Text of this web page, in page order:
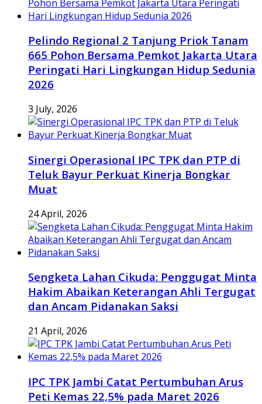
Pelindo Regional 2 Tanjung Priok Tanam
665 Pohon Bersama Pemkot Jakarta Utara
Peringati Hari Lingkungan Hidup Sedunia
2026
3 July, 2026
Sinergi Operasional IPC TPK dan PTP di
Teluk Bayur Perkuat Kinerja Bongkar
Muat
24 April, 2026
Sengketa Lahan Cikuda: Penggugat Minta
Hakim Abaikan Keterangan Ahli Tergugat
dan Ancam Pidanakan Saksi
21 April, 2026
IPC TPK Jambi Catat Pertumbuhan Arus
Peti Kemas 22,5% pada Maret 2026